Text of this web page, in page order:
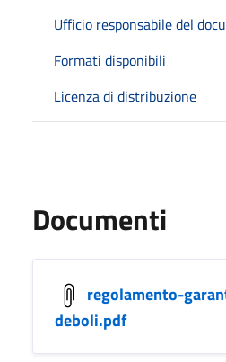
Ufficio responsabile del
Formati disponibili
Licenza di distribuzione
Documenti
regolamento-
deboli.pdf